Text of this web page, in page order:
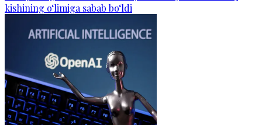
kishining o‘limiga sabab bo‘ldi